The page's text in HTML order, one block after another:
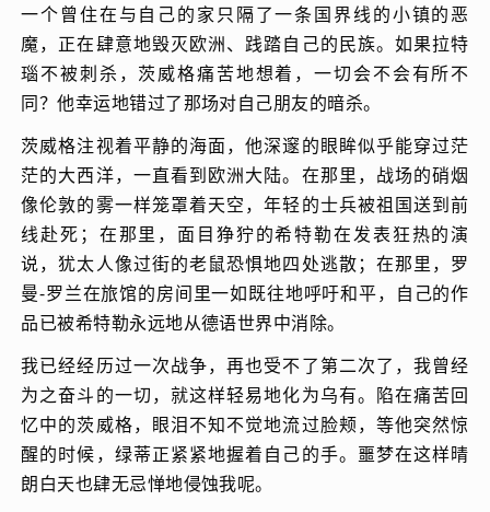
一个曾住在与自己的家只隔了一条国界线的小镇的恶
魔，正在肆意地毁灭欧洲、践踏自己的民族。如果拉特
瑙不被刺杀，茨威格痛苦地想着，一切会不会有所不
同？他幸运地错过了那场对自己朋友的暗杀。
茨威格注视着平静的海面，他深邃的眼眸似乎能穿过茫
茫的大西洋，一直看到欧洲大陆。在那里，战场的硝烟
像伦敦的雾一样笼罩着天空，年轻的士兵被祖国送到前
线赴死；在那里，面目狰狞的希特勒在发表狂热的演
说，犹太人像过街的老鼠恐惧地四处逃散；在那里，罗
曼-罗兰在旅馆的房间里一如既往地呼吁和平，自己的作
品已被希特勒永远地从德语世界中消除。
我已经经历过一次战争，再也受不了第二次了，我曾经
为之奋斗的一切，就这样轻易地化为乌有。陷在痛苦回
忆中的茨威格，眼泪不知不觉地流过脸颊，等他突然惊
醒的时候，绿蒂正紧紧地握着自己的手。噩梦在这样晴
朗白天也肆无忌惮地侵蚀我呢。